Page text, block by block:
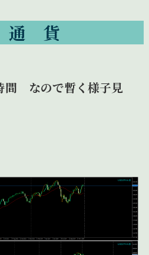
通 貨
間 なので暫く様子見